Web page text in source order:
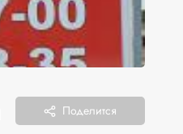
Поделится